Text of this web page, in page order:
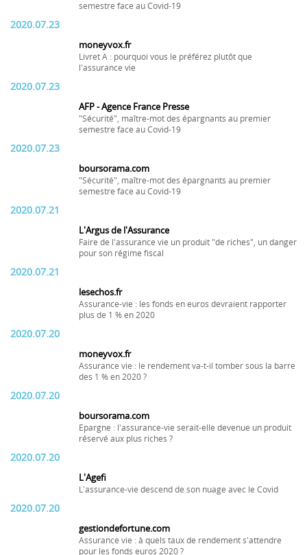
semestre face au Covid-19
2020.07.23
moneyvox.fr
Livret A : pourquoi vous le préférez plutôt que
l'assurance vie
2020.07.23
AFP - Agence France Presse
"Sécurité", maître-mot des épargnants au premier
semestre face au Covid-19
2020.07.23
boursorama.com
"Sécurité", maître-mot des épargnants au premier
semestre face au Covid-19
2020.07.21
L'Argus de l'Assurance
Faire de l'assurance vie un produit "de riches", un danger
pour son régime fiscal
2020.07.21
lesechos.fr
Assurance-vie : les fonds en euros devraient rapporter
plus de 1 % en 2020
2020.07.20
moneyvox.fr
Assurance vie : le rendement va-t-il tomber sous la barre
des 1 % en 2020 ?
2020.07.20
boursorama.com
Epargne : l'assurance-vie serait-elle devenue un produit
réservé aux plus riches ?
2020.07.20
L'Agefi
L'assurance-vie descend de son nuage avec le Covid
2020.07.20
gestiondefortune.com
Assurance vie : à quels taux de rendement s'attendre
pour les fonds euros 2020 ?